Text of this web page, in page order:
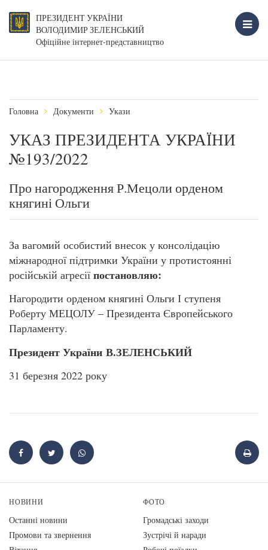
ПРЕЗИДЕНТ УКРАЇНИ
ВОЛОДИМИР ЗЕЛЕНСЬКИЙ
Офіційне інтернет-представництво
Головна Документи Укази
УКАЗ ПРЕЗИДЕНТА УКРАЇНИ
№193/2022
Про нагородження Р.Мецоли орденом
княгині Ольги
За вагомий особистий внесок у консолідацію
міжнародної підтримки України у протистоянні
російській агресії постановляю:
Нагородити орденом княгині Ольги І ступеня
Роберту МЕЦОЛУ – Президента Європейського
Парламенту.
Президент України В.ЗЕЛЕНСЬКИЙ
31 березня 2022 року
НОВИНИ
Останні новини
Промови та звернення
ФОТО
Громадські заходи
Зустрічі й наради